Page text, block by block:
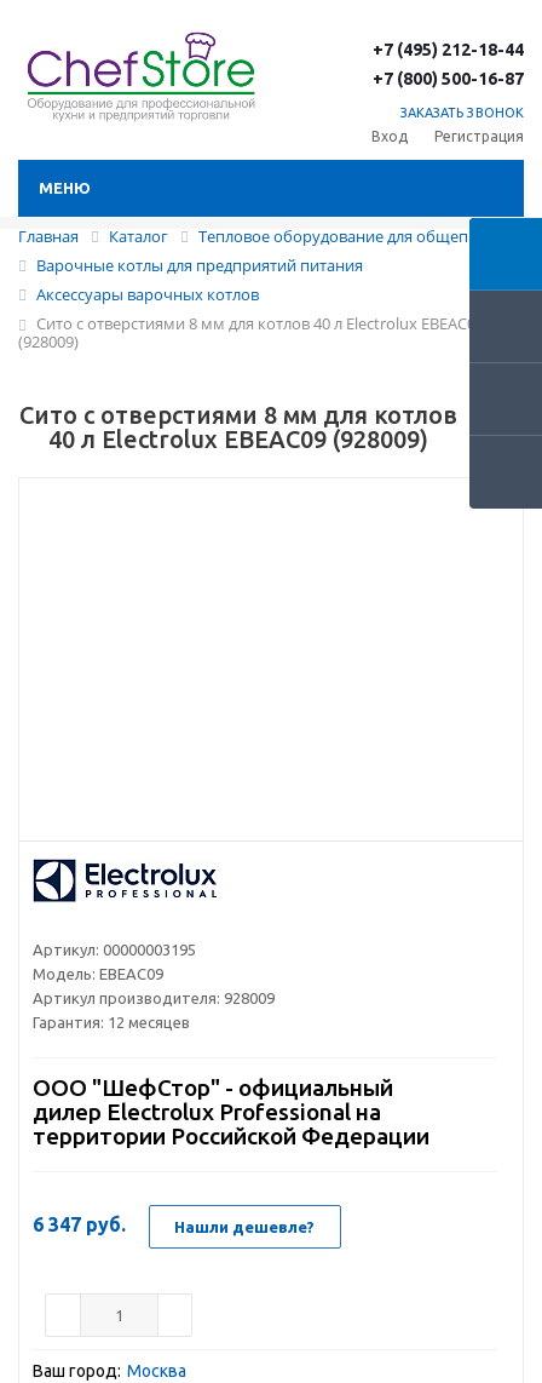
+7 (495) 212-18-44
+7 (800) 500-16-87
ЗАКАЗАТЬ ЗВОНОК
Вход Регистрация
МЕНЮ
Главная Каталог
Тепловое оборудование для общепита
Варочные котлы для предприятий питания
Аксессуары варочных котлов
Сито с отверстиями 8 мм для котлов 40 л Electrolux EBEAC09
(928009)
Сито с отверстиями 8 мм для котлов
40 л Electrolux EBEAC09 (928009)
Артикул: 00000003195
Модель: EBEAC09
Артикул производителя: 928009
Гарантия: 12 месяцев
ООО "ШефСтор" - официальный
дилер Electrolux Professional на
территории Российской Федерации
6 347 руб. Нашли дешевле?
Ваш город: Москва